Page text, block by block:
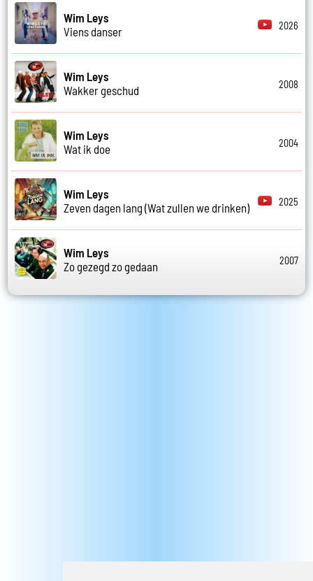
Wim Leys
Viens danser
2026
Wim Leys
Wakker geschud
2008
Wim Leys
Wat ik doe
2004
Wim Leys
Zeven dagen lang (Wat zullen we drinken)
2025
Wim Leys
Zo gezegd zo gedaan
2007